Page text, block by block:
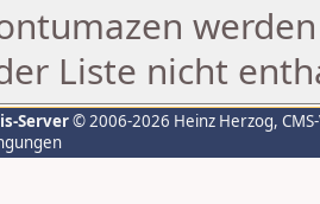
Liste nicht
Server© 2006-2026 Heinz Herzog,